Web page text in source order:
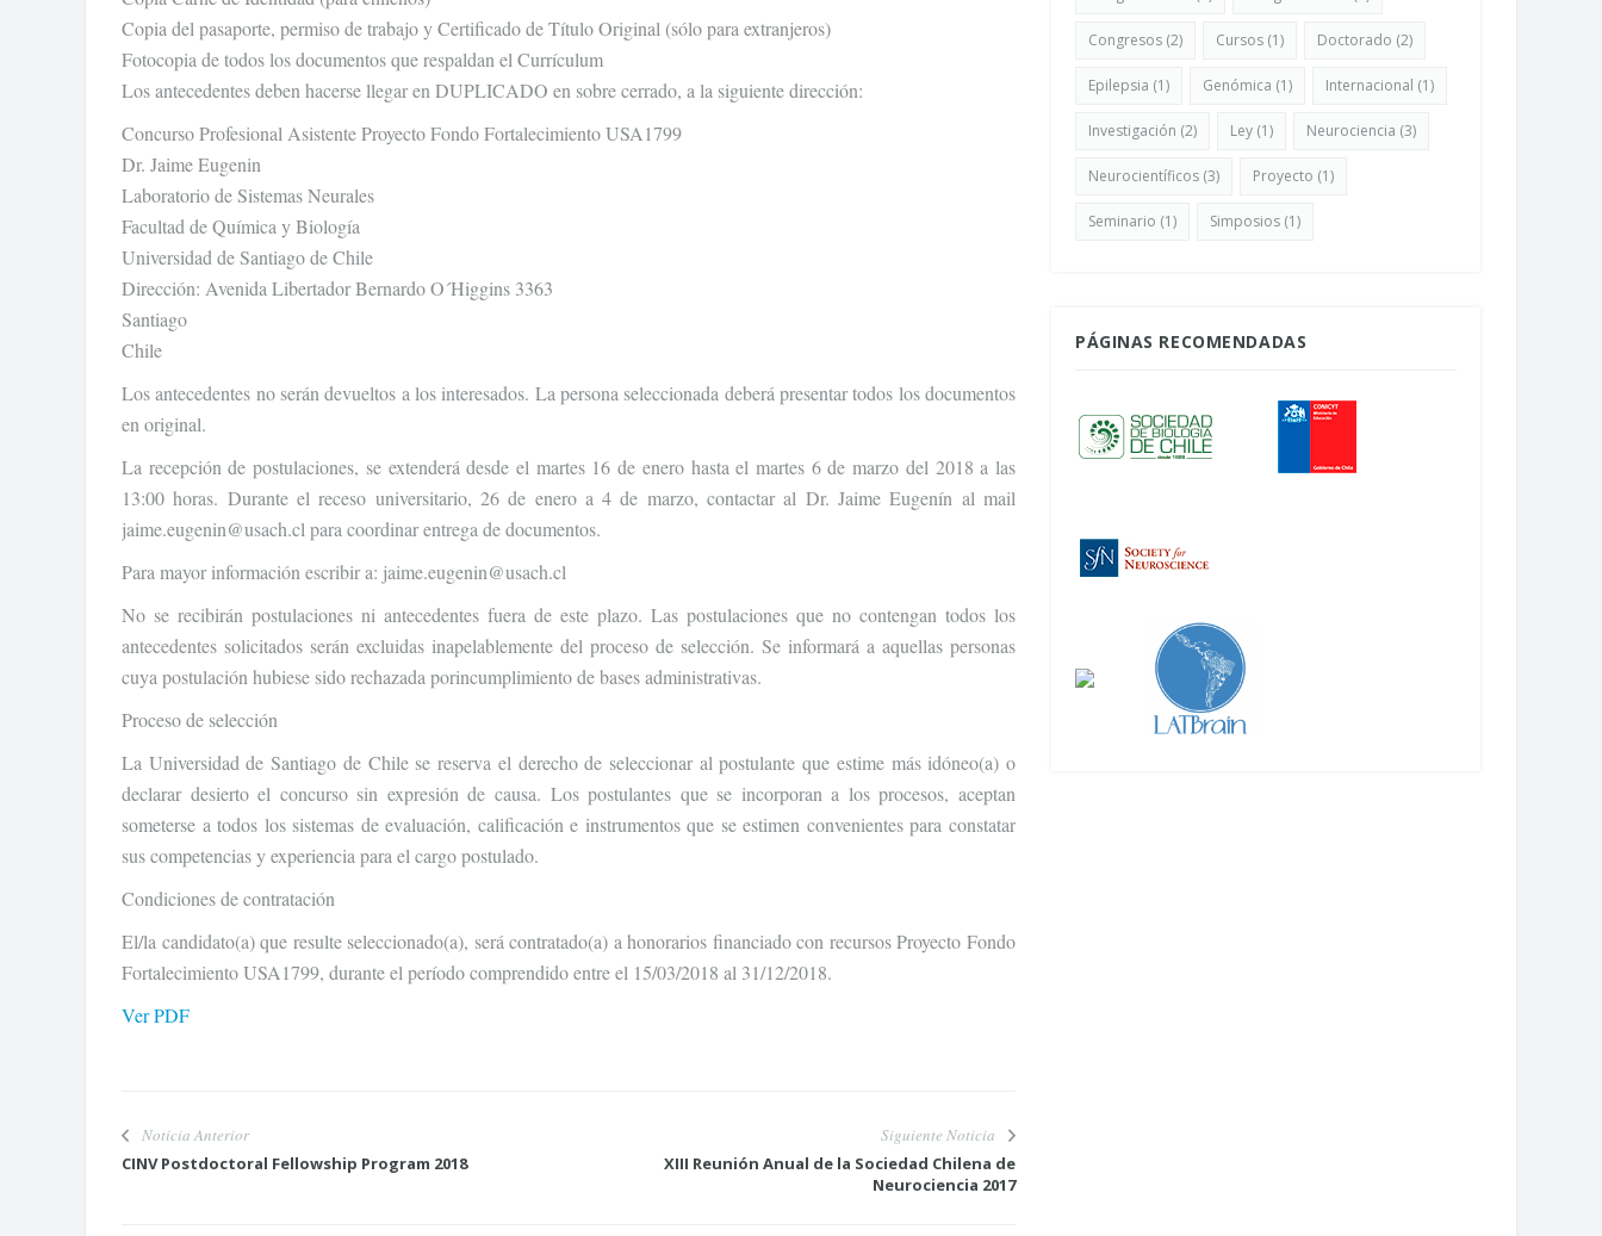
Copia del pasaporte, permiso de trabajo y Certificado de Título Original (sólo para extranjeros)
Fotocopia de todos los documentos que respaldan el Currículum
Los antecedentes deben hacerse llegar en DUPLICADO en sobre cerrado, a la siguiente dirección:
Concurso Profesional Asistente Proyecto Fondo Fortalecimiento USA1799
Dr. Jaime Eugenin
Laboratorio de Sistemas Neurales
Facultad de Química y Biología
Universidad de Santiago de Chile
Dirección: Avenida Libertador Bernardo O´Higgins 3363
Santiago
Chile
Los antecedentes no serán devueltos a los interesados. La persona seleccionada deberá presentar todos los documentos
en original.
La recepción de postulaciones, se extenderá desde el martes 16 de enero hasta el martes 6 de marzo del 2018 a las
13:00 horas. Durante el receso universitario, 26 de enero a 4 de marzo, contactar al Dr. Jaime Eugenín al mail
jaime.eugenin@usach.cl para coordinar entrega de documentos.
Para mayor información escribir a: jaime.eugenin@usach.cl
No se recibirán postulaciones ni antecedentes fuera de este plazo. Las postulaciones que no contengan todos los
antecedentes solicitados serán excluidas inapelablemente del proceso de selección. Se informará a aquellas personas
cuya postulación hubiese sido rechazada porincumplimiento de bases administrativas.
Proceso de selección
La Universidad de Santiago de Chile se reserva el derecho de seleccionar al postulante que estime más idóneo(a) o
declarar desierto el concurso sin expresión de causa. Los postulantes que se incorporan a los procesos, aceptan
someterse a todos los sistemas de evaluación, calificación e instrumentos que se estimen convenientes para constatar
sus competencias y experiencia para el cargo postulado.
Condiciones de contratación
El/la candidato(a) que resulte seleccionado(a), será contratado(a) a honorarios financiado con recursos Proyecto Fondo
Fortalecimiento USA1799, durante el período comprendido entre el 15/03/2018 al 31/12/2018.
Ver PDF
Noticia Anterior
CINV Postdoctoral Fellowship Program 2018
Siguiente Noticia
XIII Reunión Anual de la Sociedad Chilena de
Neurociencia 2017
Congresos (2) Cursos (1) Doctorado (2)
Epilepsia (1) Genómica (1) Internacional (1)
Investigación (2) Ley (1) Neurociencia (3)
Neurocientíficos (3) Proyecto (1)
Seminario (1) Simposios (1)
PÁGINAS RECOMENDADAS